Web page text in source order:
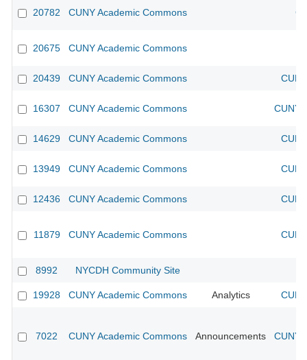
20782 CUNY Academic Commons
20675 CUNY Academic Commons
20439 CUNY Academic Commons
16307 CUNY Academic Commons CUNY
14629 CUNY Academic Commons
13949 CUNY Academic Commons
12436 CUNY Academic Commons
11879 CUNY Academic Commons
8992 NYCDH Community Site
19928 CUNY Academic Commons Analytics
7022 CUNY Academic Commons Announcements CUNY